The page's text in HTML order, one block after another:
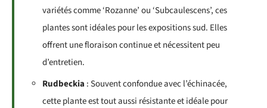
variétés comme ‘Rozanne’ ou ‘Subcaulescens’, ces
plantes sont idéales pour les expositions sud. Elles
offrent une floraison continue et nécessitent peu
d’entretien.
Rudbeckia : Souvent confondue avec l’échinacée,
cette plante est tout aussi résistante et idéale pour